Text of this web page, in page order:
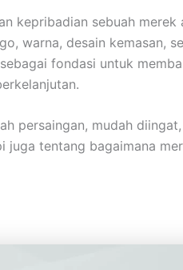
kepribadian sebuah
warna, desain kemasan,
fondasi untuk
persaingan, mudah
tentang bagaimana